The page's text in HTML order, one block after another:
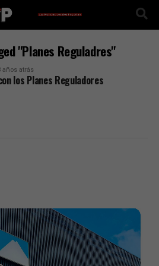
"Planes Reguladres"
años atrás
los Planes Reguladores